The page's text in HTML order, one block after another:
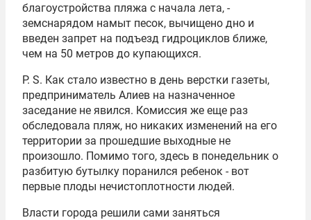
благоустройства пляжа с начала лета, -
земснарядом намыт песок, вычищено дно и
введен запрет на подъезд гидроциклов ближе,
чем на 50 метров до купающихся.
Р. S. Как стало известно в день верстки газеты,
предприниматель Алиев на назначенное
заседание не явился. Комиссия же еще раз
обследовала пляж, но никаких изменений на его
территории за прошедшие выходные не
произошло. Помимо того, здесь в понедельник о
разбитую бутылку поранился ребенок - вот
первые плоды нечистоплотности людей.
Власти города решили сами заняться